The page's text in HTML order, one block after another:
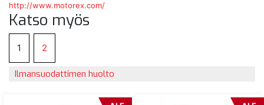
http://www.motorex.com/
Katso myös
1 2
Ilmansuodattimen huolto